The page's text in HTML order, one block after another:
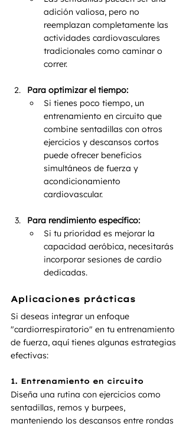
adición valiosa, pero no
reemplazan completamente las
actividades cardiovasculares
tradicionales como caminar o
correr.
Para optimizar el tiempo:
Si tienes poco tiempo, un
entrenamiento en circuito que
combine sentadillas con otros
ejercicios y descansos cortos
puede ofrecer beneficios
simultáneos de fuerza y
acondicionamiento
cardiovascular.
Para rendimiento específico:
Si tu prioridad es mejorar la
capacidad aeróbica, necesitarás
incorporar sesiones de cardio
dedicadas.
Aplicaciones prácticas
Si deseas integrar un enfoque
"cardiorrespiratorio" en tu entrenamiento
de fuerza, aquí tienes algunas estrategias
efectivas:
1. Entrenamiento en circuito
Diseña una rutina con ejercicios como
sentadillas, remos y burpees,
manteniendo los descansos entre rondas